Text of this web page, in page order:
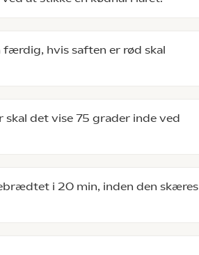
færdig, hvis saften er rød skal
det vise 75 grader inde ved
i 20 min, inden den skæres